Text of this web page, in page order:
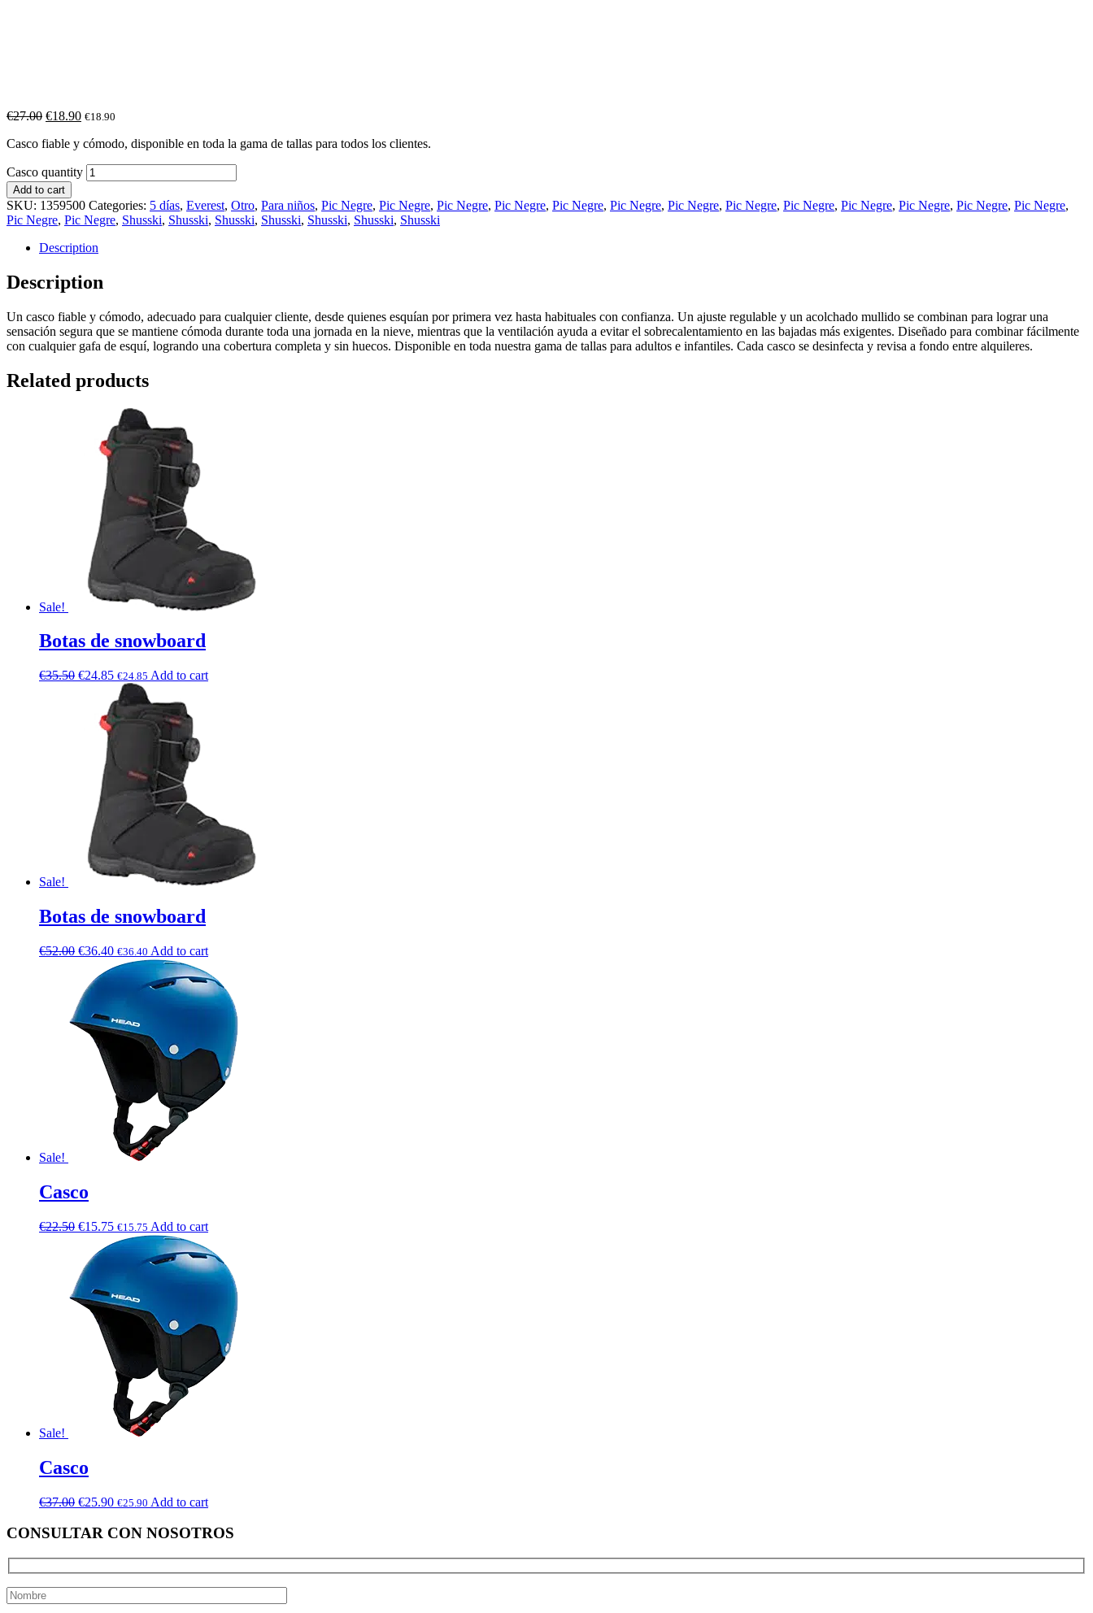
€27.00 €18.90 €18.90
Casco fiable y cómodo, disponible en toda la gama de tallas para todos los clientes.
Casco quantity
Add to cart
SKU: 1359500 Categories: 5 días, Everest, Otro, Para niños, Pic Negre, Pic Negre, Pic Negre, Pic Negre, Pic Negre, Pic Negre, Pic Negre, Pic Negre, Pic Negre, Pic Negre, Pic Negre, Pic Negre, Pic Negre,
Pic Negre, Pic Negre, Shusski, Shusski, Shusski, Shusski, Shusski, Shusski, Shusski
Description
Description
Un casco fiable y cómodo, adecuado para cualquier cliente, desde quienes esquían por primera vez hasta habituales con confianza. Un ajuste regulable y un acolchado mullido se combinan para lograr una
sensación segura que se mantiene cómoda durante toda una jornada en la nieve, mientras que la ventilación ayuda a evitar el sobrecalentamiento en las bajadas más exigentes. Diseñado para combinar fácilmente
con cualquier gafa de esquí, logrando una cobertura completa y sin huecos. Disponible en toda nuestra gama de tallas para adultos e infantiles. Cada casco se desinfecta y revisa a fondo entre alquileres.
Related products
Sale!
Botas de snowboard
€35.50 €24.85 €24.85 Add to cart
Sale!
Botas de snowboard
€52.00 €36.40 €36.40 Add to cart
Sale!
Casco
€22.50 €15.75 €15.75 Add to cart
Sale!
Casco
€37.00 €25.90 €25.90 Add to cart
CONSULTAR CON NOSOTROS